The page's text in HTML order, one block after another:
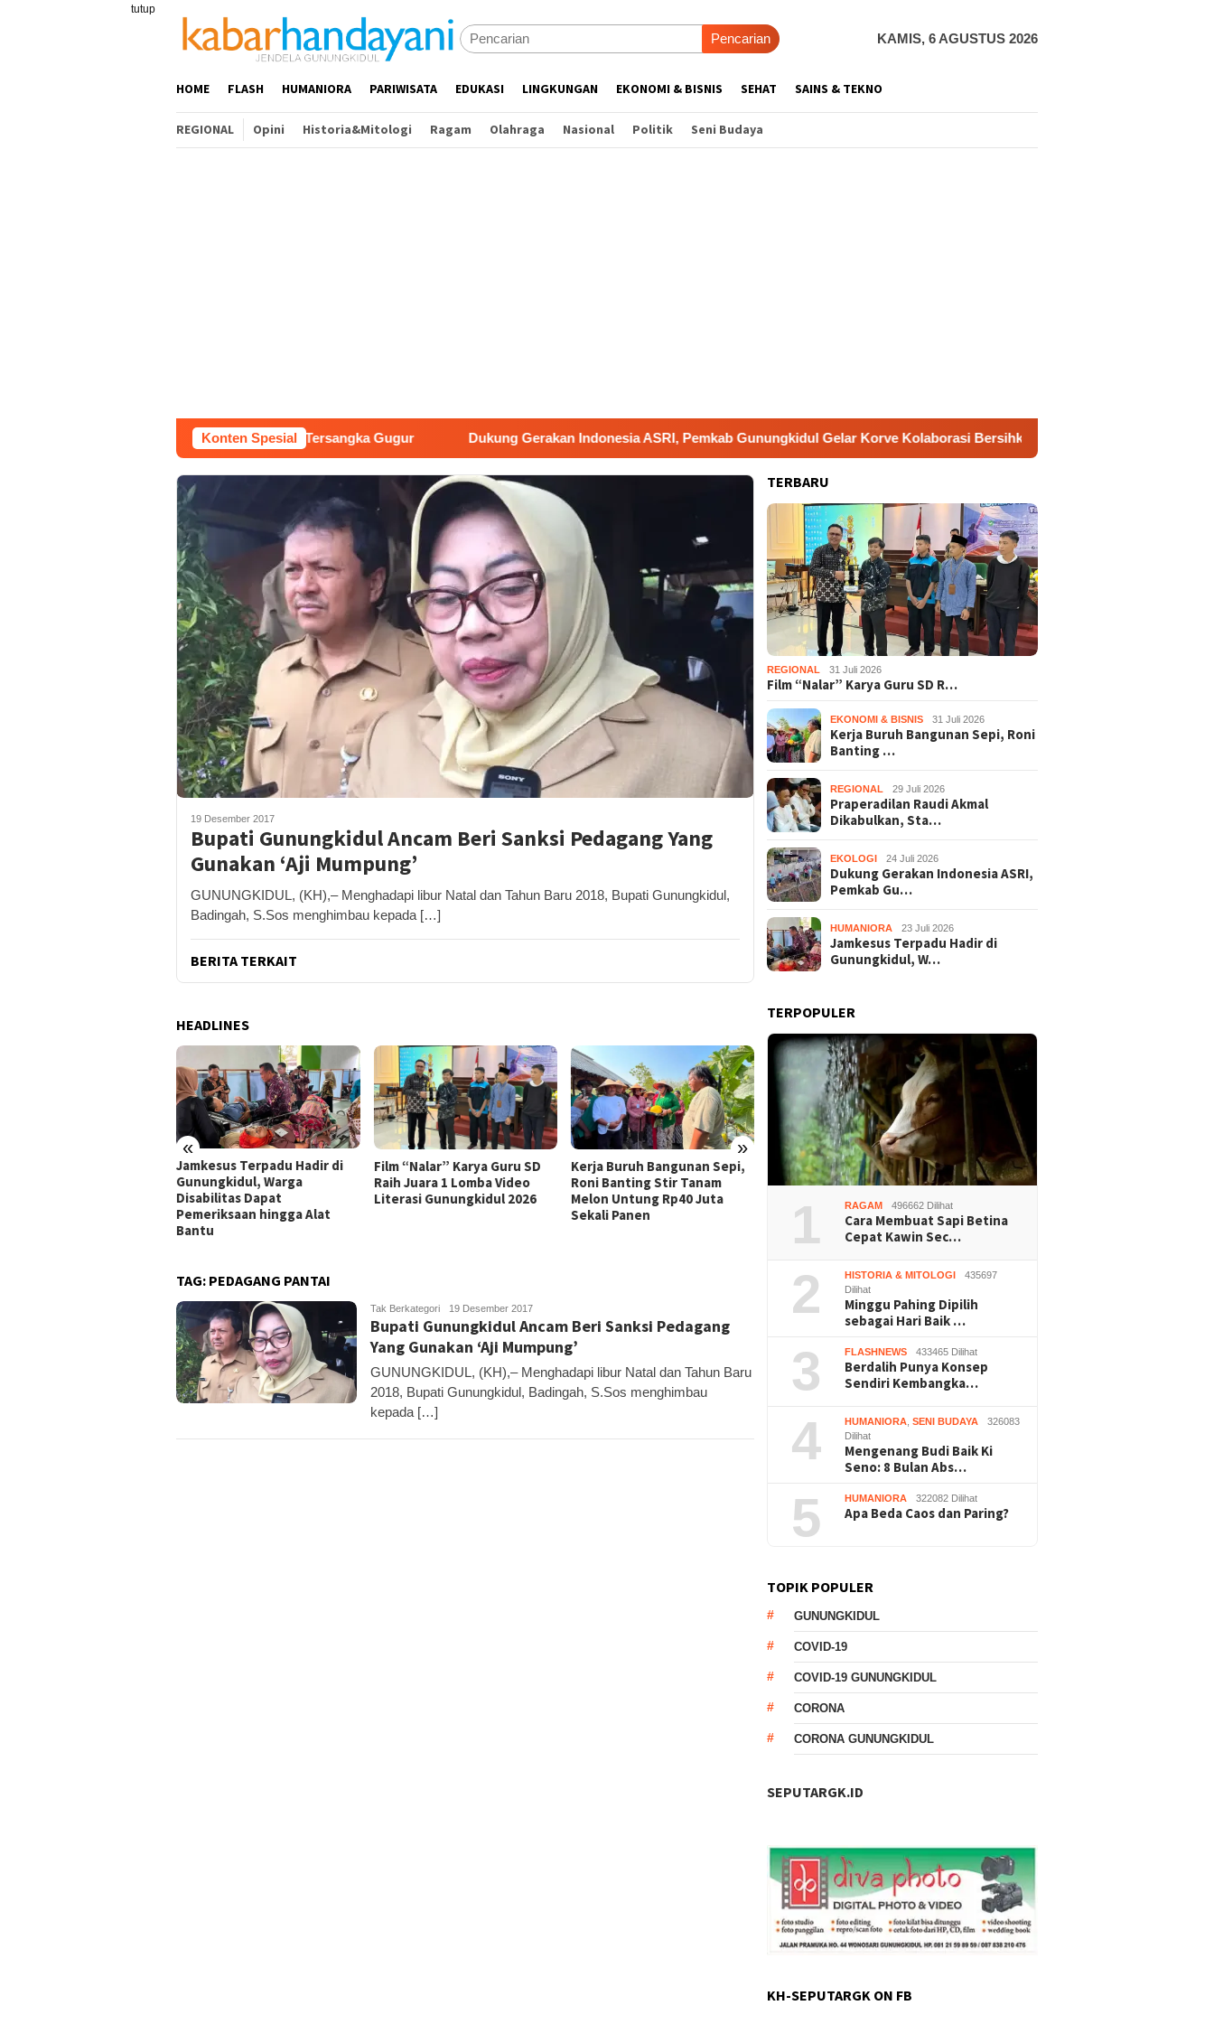
tutup
Pencarian KAMIS, 6 AGUSTUS 2026
HOME FLASH HUMANIORA PARIWISATA EDUKASI LINGKUNGAN EKONOMI & BISNIS SEHAT SAINS & TEKNO
REGIONAL Opini Historia&Mitologi Ragam Olahraga Nasional Politik Seni Budaya
Konten Spesial
Raudi Akmal Dikabulkan, Status Tersangka Gugur Dukung Gerakan Indonesia ASRI, Pemkab Gunungkidul Gelar Korve Kolaborasi Bersihkan Sungai Kota Wonosari
19 Desember 2017
Bupati Gunungkidul Ancam Beri Sanksi Pedagang Yang
Gunakan ‘Aji Mumpung’
GUNUNGKIDUL, (KH),– Menghadapi libur Natal dan Tahun Baru 2018, Bupati Gunungkidul,
Badingah, S.Sos menghimbau kepada […]
BERITA TERKAIT
HEADLINES
« »
Jamkesus Terpadu Hadir di
Gunungkidul, Warga
Disabilitas Dapat
Pemeriksaan hingga Alat
Bantu
Film “Nalar” Karya Guru SD
Raih Juara 1 Lomba Video
Literasi Gunungkidul 2026
Kerja Buruh Bangunan Sepi,
Roni Banting Stir Tanam
Melon Untung Rp40 Juta
Sekali Panen
Praperadilan Raudi Akmal
Dikabulkan, Status
Tersangka Gugur
Dukung Gerakan Indonesia
ASRI, Pemkab Gunungkidul
Bersihkan Sungai Kota
Wonosari
TAG: PEDAGANG PANTAI
Tak Berkategori Kandar
19 Desember 2017
Bupati Gunungkidul Ancam Beri Sanksi Pedagang
Yang Gunakan ‘Aji Mumpung’
GUNUNGKIDUL, (KH),– Menghadapi libur Natal dan Tahun Baru
2018, Bupati Gunungkidul, Badingah, S.Sos menghimbau
kepada […]
TERBARU
REGIONAL 31 Juli 2026
Film “Nalar” Karya Guru SD R…
EKONOMI & BISNIS 31 Juli 2026
Kerja Buruh Bangunan Sepi, Roni
Banting …
REGIONAL 29 Juli 2026
Praperadilan Raudi Akmal
Dikabulkan, Sta…
EKOLOGI 24 Juli 2026
Dukung Gerakan Indonesia ASRI,
Pemkab Gu…
HUMANIORA 23 Juli 2026
Jamkesus Terpadu Hadir di
Gunungkidul, W…
TERPOPULER
1 RAGAM 496662 Dilihat
Cara Membuat Sapi Betina
Cepat Kawin Sec…
2 HISTORIA & MITOLOGI
435697
Dilihat
Minggu Pahing Dipilih
sebagai Hari Baik …
3 FLASHNEWS 433465 Dilihat
Berdalih Punya Konsep
Sendiri Kembangka…
4 HUMANIORA ,SENI BUDAYA
326083
Dilihat
Mengenang Budi Baik Ki
Seno: 8 Bulan Abs…
5 HUMANIORA 322082 Dilihat
Apa Beda Caos dan Paring?
TOPIK POPULER
GUNUNGKIDUL
COVID-19
COVID-19 GUNUNGKIDUL
CORONA
CORONA GUNUNGKIDUL
SEPUTARGK.ID
KH-SEPUTARGK ON FB